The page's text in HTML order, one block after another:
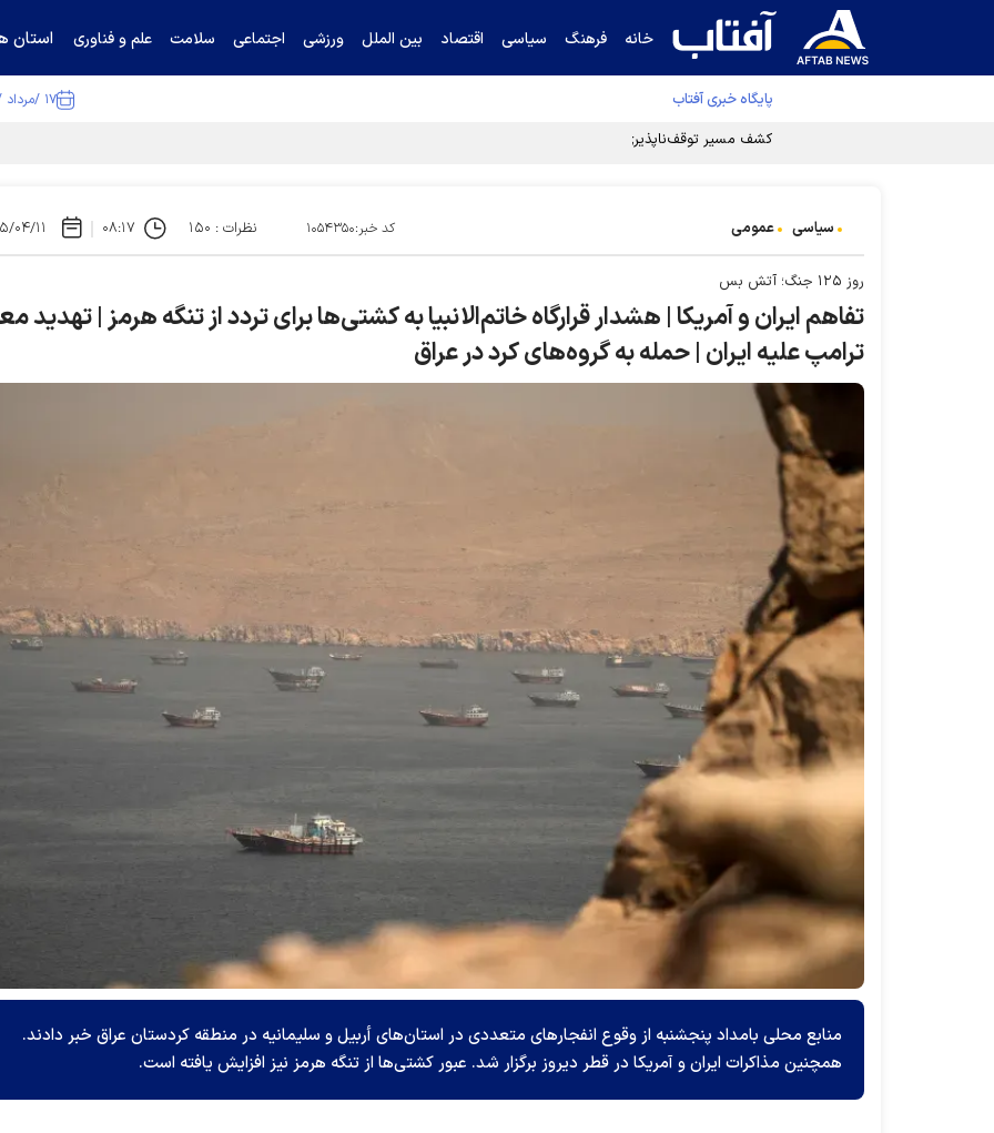
خانه فرهنگ سیاسی اقتصاد بین الملل ورزشی اجتماعی سلامت علم و فناوری استان
پایگاه خبری آفتاب ۱۷ /مرداد /۱۴۰۵
کشف مسیر توقف‌ناپذیری سلول‌های سرطانی
سیاسی عمومی کد خبر:۱۰۵۴۳۵۰ نظرات : ۱۵۰ ۰۸:۱۷ ۱۴۰۵/
روز ۱۲۵ جنگ؛ آتش بس
تفاهم ایران و آمریکا | هشدار قرارگاه خاتم‌الانبیا به کشتی‌ها برای تردد از تنگه هرمز | تهدید
ترامپ علیه ایران | حمله به گروه‌های کرد در عراق
منابع محلی بامداد پنجشنبه از وقوع انفجار‌های متعددی در استان‌های أربیل و سلیمانیه در منطقه کردستان عراق خبر دادند.
همچنین مذاکرات ایران و آمریکا در قطر دیروز برگزار شد. عبور کشتی‌ها از تنگه هرمز نیز افزایش یافته است.